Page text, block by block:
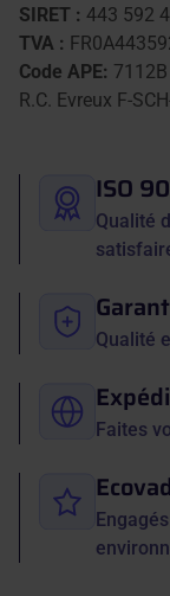
SIRET : 443 592
TVA :
Code APE: 7112B
R.C. Evreux F-
ISO
Qualité
Qualité
Faites